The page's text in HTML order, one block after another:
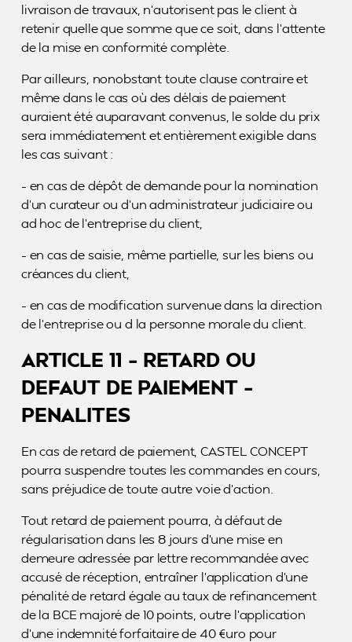
livraison de travaux, n’autorisent pas le client à
retenir quelle que somme que ce soit, dans l’attente
de la mise en conformité complète.
Par ailleurs, nonobstant toute clause contraire et
même dans le cas où des délais de paiement
auraient été auparavant convenus, le solde du prix
sera immédiatement et entièrement exigible dans
les cas suivant :
– en cas de dépôt de demande pour la nomination
d’un curateur ou d’un administrateur judiciaire ou
ad hoc de l’entreprise du client,
– en cas de saisie, même partielle, sur les biens ou
créances du client,
– en cas de modification survenue dans la direction
de l’entreprise ou d la personne morale du client.
ARTICLE 11 – RETARD OU
DEFAUT DE PAIEMENT –
PENALITES
En cas de retard de paiement, CASTEL CONCEPT
pourra suspendre toutes les commandes en cours,
sans préjudice de toute autre voie d’action.
Tout retard de paiement pourra, à défaut de
régularisation dans les 8 jours d’une mise en
demeure adressée par lettre recommandée avec
accusé de réception, entraîner l’application d’une
pénalité de retard égale au taux de refinancement
de la BCE majoré de 10 points, outre l’application
d’une indemnité forfaitaire de 40 €uro pour